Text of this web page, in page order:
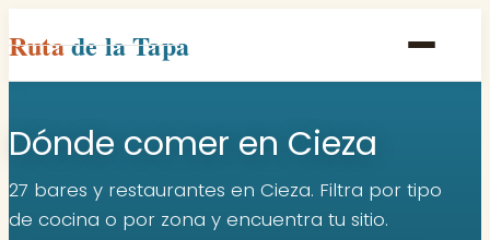
Rutade la Tapa
Inicio
Poblaciones
Rutas
Dónde comer en Cieza
27 bares y restaurantes en Cieza. Filtra por tipo
de cocina o por zona y encuentra tu sitio.